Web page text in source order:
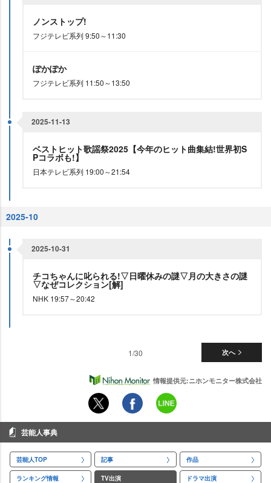
ノンストップ!
フジテレビ系列 9:50～11:30
ぽかぽか
フジテレビ系列 11:50～13:50
2025-11-13
ベストヒット歌謡祭2025【今年のヒット曲集結!世界初S
Pコラボも!】
日本テレビ系列 19:00～21:54
2025-10
2025-10-31
チコちゃんに叱られる!▽日曜休みの謎▽月の大きさの謎
▽なぜコレクション[解]
NHK 19:57～20:42
次へ
1/30
情報提供元:ニホンモニター株式会社
芸能人事典
芸能人TOP 記事 作品
ランキング情報 TV出演 ドラマ出演